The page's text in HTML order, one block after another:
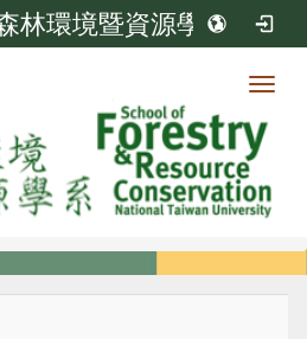
林環境暨資源學系